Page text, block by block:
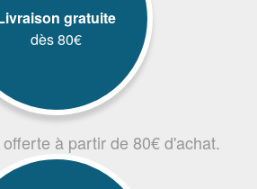
gratuite
dès 80€
à partir de 80€ d'achat.